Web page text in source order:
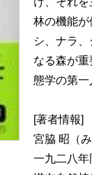
林の機能
シ、ナラ
なる森が
態学の第一
[著者情報]
宮脇 昭（
一九二八